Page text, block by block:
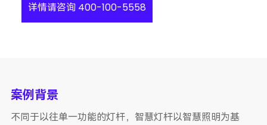
详情请咨询 400-100-5558
案例背景
不同于以往单一功能的灯杆，智慧灯杆以智慧照明为基